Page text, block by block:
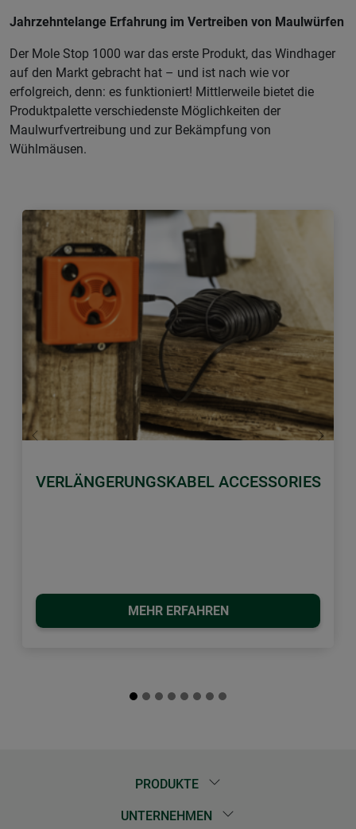
Jahrzehntelange Erfahrung im Vertreiben von Maulwürfen
Der Mole Stop 1000 war das erste Produkt, das Windhager
auf den Markt gebracht hat – und ist nach wie vor
erfolgreich, denn: es funktioniert! Mittlerweile bietet die
Produktpalette verschiedenste Möglichkeiten der
Maulwurfvertreibung und zur Bekämpfung von
Wühlmäusen.
VERLÄNGERUNGSKABEL ACCESSORIES
MEHR ERFAHREN
Zurück Weiter
PRODUKTE
UNTERNEHMEN